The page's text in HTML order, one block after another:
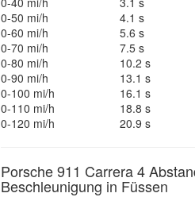
0-50 mi/h
4.1 s
0-60 mi/h
5.6 s
0-70 mi/h
7.5 s
0-80 mi/h
10.2 s
0-90 mi/h
13.1 s
0-100 mi/h
16.1 s
0-110 mi/h
18.8 s
0-120 mi/h
20.9 s
Porsche 911 Carrera 4
Beschleunigung in Füssen